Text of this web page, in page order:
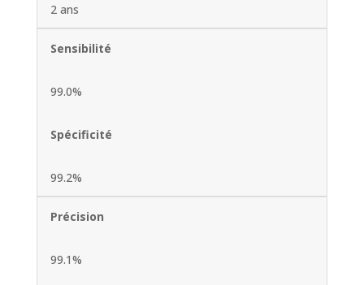
2 ans
Sensibilité
99.0%
Spécificité
99.2%
Précision
99.1%